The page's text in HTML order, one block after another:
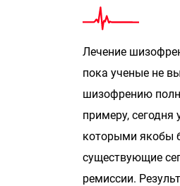
Лечение
пока ученые не
шизофрению
примеру,
которыми якобы
существующие
ремиссии.